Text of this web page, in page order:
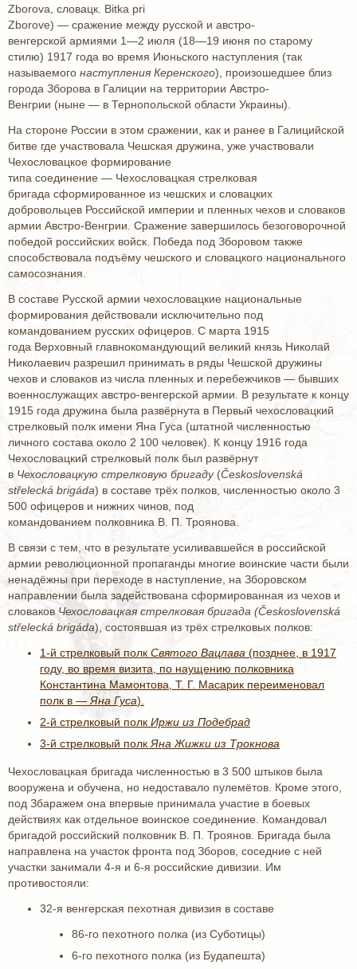
Zborova, словацк. Bitka pri
Zborove) — сражение между русской и австро-
венгерской армиями 1—2 июля (18—19 июня по старому
стилю) 1917 года во время Июньского наступления (так
называемого наступления Керенского), произошедшее близ
города Зборова в Галиции на территории Австро-
Венгрии (ныне — в Тернопольской области Украины).
На стороне России в этом сражении, как и ранее в Галицийской
битве где участвовала Чешская дружина, уже участвовали
Чехословацкое формирование
типа соединение — Чехословацкая стрелковая
бригада сформированное из чешских и словацких
добровольцев Российской империи и пленных чехов и словаков
армии Австро-Венгрии. Сражение завершилось безоговорочной
победой российских войск. Победа под Зборовом также
способствовала подъёму чешского и словацкого национального
самосознания.
В составе Русской армии чехословацкие национальные
формирования действовали исключительно под
командованием русских офицеров. С марта 1915
года Верховный главнокомандующий великий князь Николай
Николаевич разрешил принимать в ряды Чешской дружины
чехов и словаков из числа пленных и перебежчиков — бывших
военнослужащих австро-венгерской армии. В результате к концу
1915 года дружина была развёрнута в Первый чехословацкий
стрелковый полк имени Яна Гуса (штатной численностью
личного состава около 2 100 человек). К концу 1916 года
Чехословацкий стрелковый полк был развёрнут
в Чехословацкую стрелковую бригаду(Československá
střelecká brigáda) в составе трёх полков, численностью около 3
500 офицеров и нижних чинов, под
командованием полковника В. П. Троянова.
В связи с тем, что в результате усиливавшейся в российской
армии революционной пропаганды многие воинские части были
ненадёжны при переходе в наступление, на Зборовском
направлении была задействована сформированная из чехов и
словаков Чехословацкая стрелковая бригада (Československá
střelecká brigáda), состоявшая из трёх стрелковых полков:
1-й стрелковый полк Святого Вацлава (позднее, в 1917
году, во время визита, по наущению полковника
Константина Мамонтова, Т. Г. Масарик переименовал
полк в — Яна Гуса).
2-й стрелковый полк Иржи из Подебрад
3-й стрелковый полк Янa Жижки из Трокнова
Чехословацкая бригада численностью в 3 500 штыков была
вооружена и обучена, но недоставало пулемётов. Кроме этого,
под Збаражем она впервые принимала участие в боевых
действиях как отдельное воинское соединение. Командовал
бригадой российский полковник В. П. Троянов. Бригада была
направлена на участок фронта под Зборов, соседние с ней
участки занимали 4-я и 6-я российские дивизии. Им
противостояли:
32-я венгерская пехотная дивизия в составе
86-го пехотного полка (из Суботицы)
6-го пехотного полка (из Будапешта)